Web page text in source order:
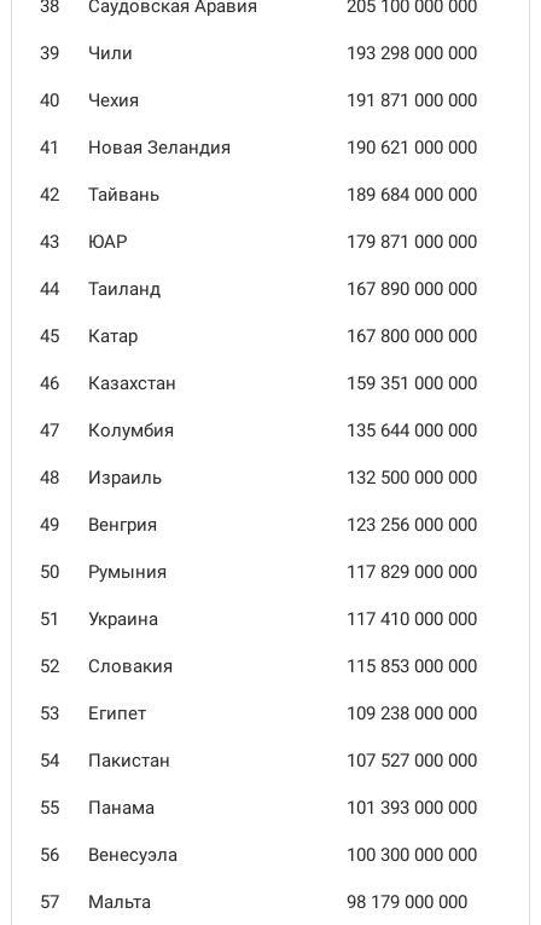
38 Саудовская Аравия 205 100 000 000
39 Чили 193 298 000 000
40 Чехия 191 871 000 000
41 Новая Зеландия 190 621 000 000
42 Тайвань 189 684 000 000
43 ЮАР 179 871 000 000
44 Таиланд 167 890 000 000
45 Катар 167 800 000 000
46 Казахстан 159 351 000 000
47 Колумбия 135 644 000 000
48 Израиль 132 500 000 000
49 Венгрия 123 256 000 000
50 Румыния 117 829 000 000
51 Украина 117 410 000 000
52 Словакия 115 853 000 000
53 Египет 109 238 000 000
54 Пакистан 107 527 000 000
55 Панама 101 393 000 000
56 Венесуэла 100 300 000 000
57 Мальта 98 179 000 000